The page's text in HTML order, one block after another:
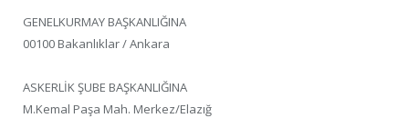
GENELKURMAY BAŞKANLIĞINA
00100 Bakanlıklar / Ankara
ASKERLİK ŞUBE BAŞKANLIĞINA
M.Kemal Paşa Mah. Merkez/Elazığ